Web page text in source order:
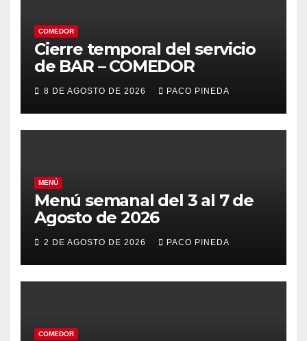
COMEDOR
Cierre temporal del servicio
de BAR – COMEDOR
8 DE AGOSTO DE 2026 PACO PINEDA
MENÚ
Menú semanal del 3 al 7 de
Agosto de 2026
2 DE AGOSTO DE 2026 PACO PINEDA
COMEDOR